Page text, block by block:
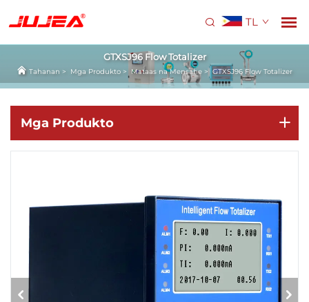
TL
GTXSJ96 Flow Totalizer
Tahanan > Mga Produkto > Mataas na Mensahe > GTXSJ96 Flow Totalizer
Mga Produkto